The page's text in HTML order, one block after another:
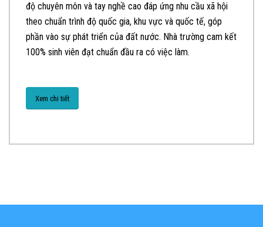
độ chuyên môn và tay nghề cao đáp ứng nhu cầu xã hội
theo chuẩn trình độ quốc gia, khu vực và quốc tế, góp
phần vào sự phát triển của đất nước. Nhà trường cam kết
100% sinh viên đạt chuẩn đầu ra có việc làm.
Xem chi tiết